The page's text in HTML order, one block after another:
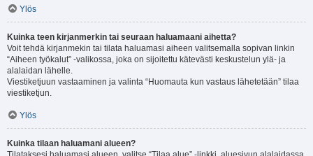
Ylös
Kuinka teen kirjanmerkin tai seuraan haluamaani aihetta?
Voit tehdä kirjanmekin tai tilata haluamasi aiheen valitsemalla sopivan linkin
“Aiheen työkalut” -valikossa, joka on sijoitettu kätevästi keskustelun ylä- ja
alalaidan lähelle.
Viestiketjuun vastaaminen ja valinta “Huomauta kun vastaus lähetetään” tilaa
viestiketjun.
Ylös
Kuinka tilaan haluamani alueen?